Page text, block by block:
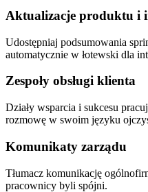
Aktualizacje produktu i
Udostępniaj podsumowania
automatycznie w łotewski dla
Zespoły obsługi klienta
Działy wsparcia i sukcesu
rozmowę w swoim języku
Komunikaty zarządu
Tłumacz komunikację
pracownicy byli spójni.